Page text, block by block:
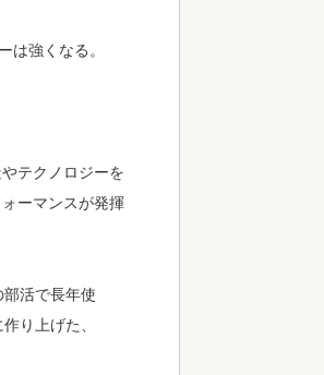
は強くなる。
テクノロジーを
ーマンスが発揮
活で長年使
り上げた、